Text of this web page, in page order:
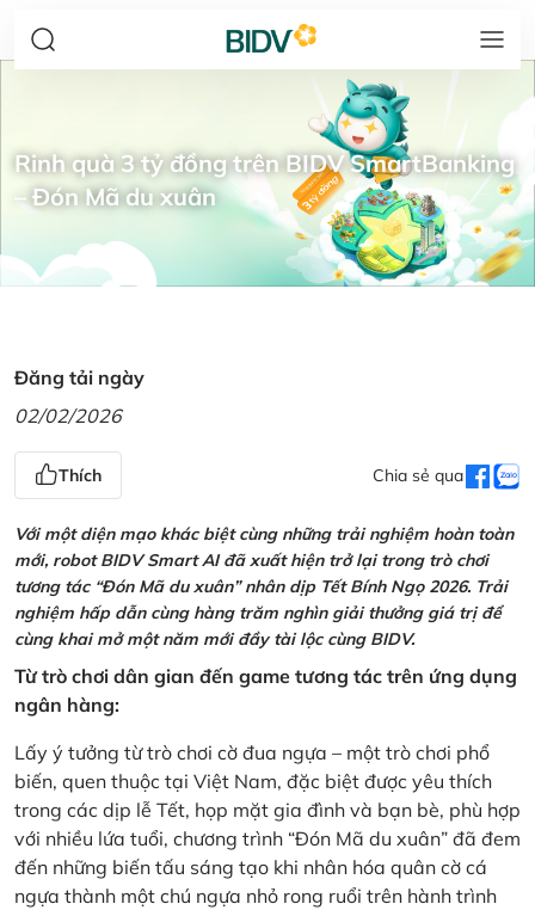
Rinh quà 3 tỷ đồng trên BIDV SmartBanking
– Đón Mã du xuân
Đăng tải ngày
02/02/2026
Thích Chia sẻ qua
Với một diện mạo khác biệt cùng những trải nghiệm hoàn toàn
mới, robot BIDV Smart AI đã xuất hiện trở lại trong trò chơi
tương tác “Đón Mã du xuân” nhân dịp Tết Bính Ngọ 2026. Trải
nghiệm hấp dẫn cùng hàng trăm nghìn giải thưởng giá trị để
cùng khai mở một năm mới đầy tài lộc cùng BIDV.
Từ trò chơi dân gian đến game tương tác trên ứng dụng
ngân hàng:
Lấy ý tưởng từ trò chơi cờ đua ngựa – một trò chơi phổ
biến, quen thuộc tại Việt Nam, đặc biệt được yêu thích
trong các dịp lễ Tết, họp mặt gia đình và bạn bè, phù hợp
với nhiều lứa tuổi, chương trình “Đón Mã du xuân” đã đem
đến những biến tấu sáng tạo khi nhân hóa quân cờ cá
ngựa thành một chú ngựa nhỏ rong ruổi trên hành trình